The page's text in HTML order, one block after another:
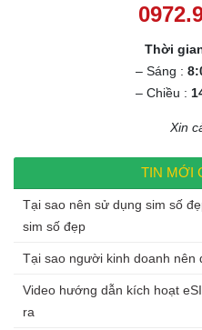
Thời
– Sáng :
– Chiều :
Xin
TIN MỚI
Tại sao nên sử dụng sim số
sim số đẹp
Tại sao người kinh doanh nên
Video hướng dẫn kích hoạt
ra